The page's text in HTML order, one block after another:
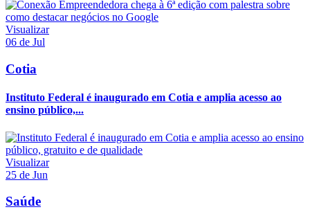
Visualizar
06 de Jul
Cotia
Instituto Federal é inaugurado em Cotia e amplia acesso ao
ensino público,...
Visualizar
25 de Jun
Saúde